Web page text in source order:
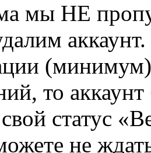
мы НЕ
то
статус
не